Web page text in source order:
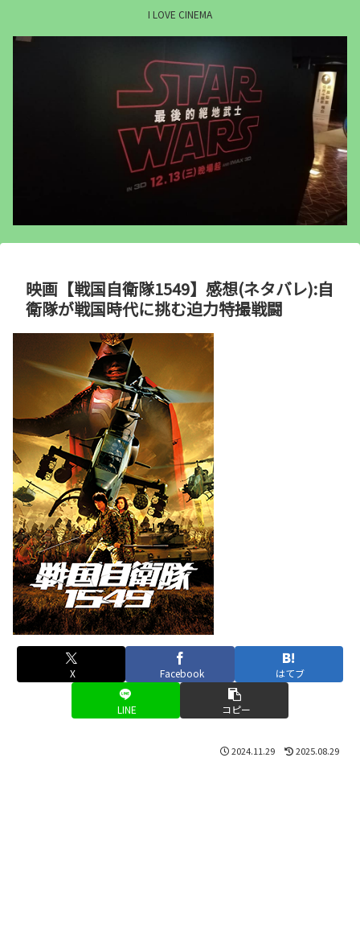
I LOVE CINEMA
映画【戦国自衛隊1549】感想(ネタバレ):自
衛隊が戦国時代に挑む迫力特撮戦闘
X Facebook はてブ
LINE コピー
2024.11.29 2025.08.29